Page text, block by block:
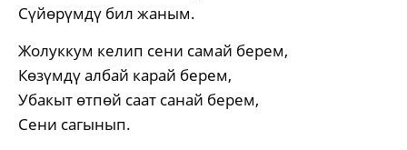
Сүйөрүмдү бил жаным.
Жолуккум келип сени самай берем,
Көзүмдү албай карай берем,
Убакыт өтпөй саат санай берем,
Сени сагынып.